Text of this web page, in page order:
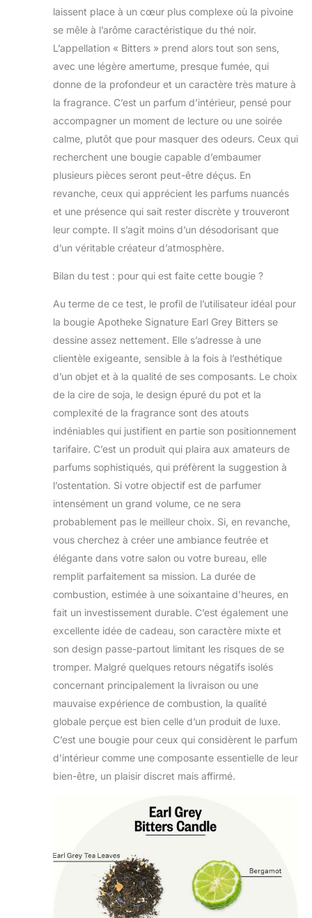
que la simplicité est
l'expression ultime
du luxe.
laissent place à un cœur plus complexe où la pivoine
se mêle à l’arôme caractéristique du thé noir.
L’appellation « Bitters » prend alors tout son sens,
avec une légère amertume, presque fumée, qui
donne de la profondeur et un caractère très mature à
la fragrance. C’est un parfum d’intérieur, pensé pour
accompagner un moment de lecture ou une soirée
calme, plutôt que pour masquer des odeurs. Ceux qui
recherchent une bougie capable d’embaumer
plusieurs pièces seront peut-être déçus. En
revanche, ceux qui apprécient les parfums nuancés
et une présence qui sait rester discrète y trouveront
leur compte. Il s’agit moins d’un désodorisant que
d’un véritable créateur d’atmosphère.
Bilan du test : pour qui est faite cette bougie ?
Au terme de ce test, le profil de l’utilisateur idéal pour
la bougie Apotheke Signature Earl Grey Bitters se
dessine assez nettement. Elle s’adresse à une
clientèle exigeante, sensible à la fois à l’esthétique
d’un objet et à la qualité de ses composants. Le choix
de la cire de soja, le design épuré du pot et la
complexité de la fragrance sont des atouts
indéniables qui justifient en partie son positionnement
tarifaire. C’est un produit qui plaira aux amateurs de
parfums sophistiqués, qui préfèrent la suggestion à
l’ostentation. Si votre objectif est de parfumer
intensément un grand volume, ce ne sera
probablement pas le meilleur choix. Si, en revanche,
vous cherchez à créer une ambiance feutrée et
élégante dans votre salon ou votre bureau, elle
remplit parfaitement sa mission. La durée de
combustion, estimée à une soixantaine d’heures, en
fait un investissement durable. C’est également une
excellente idée de cadeau, son caractère mixte et
son design passe-partout limitant les risques de se
tromper. Malgré quelques retours négatifs isolés
concernant principalement la livraison ou une
mauvaise expérience de combustion, la qualité
globale perçue est bien celle d’un produit de luxe.
C’est une bougie pour ceux qui considèrent le parfum
d’intérieur comme une composante essentielle de leur
bien-être, un plaisir discret mais affirmé.